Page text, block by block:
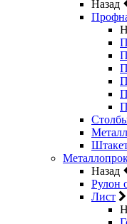
Назад
Назад
Рулон
Лист